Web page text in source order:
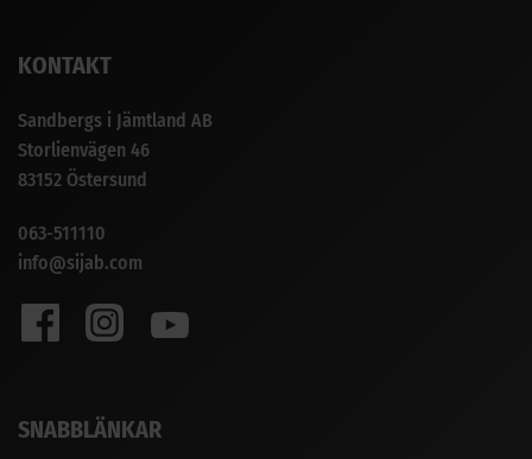
KONTAKT
Sandbergs i Jämtland AB
Storlienvägen 46
83152 Östersund
063-511110
info@sijab.com
SNABBLÄNKAR